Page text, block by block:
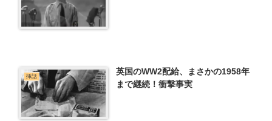
挿話
英国のWW2配給、まさかの1958年
まで継続！衝撃事実